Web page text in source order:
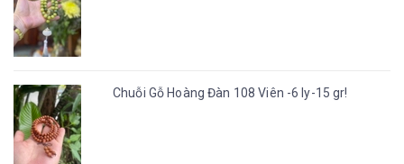
Chuỗi Gỗ Hoàng Đàn 108 Viên -6 ly-15 gr!